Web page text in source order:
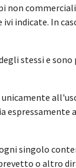
non
ivi indicate. In
stessi e
singolo
o altro